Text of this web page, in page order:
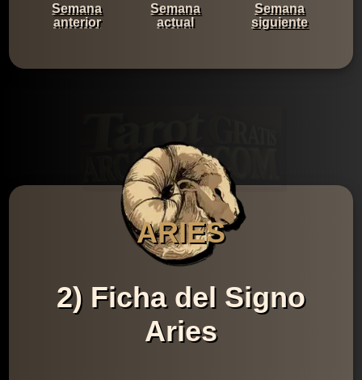
Semana
anterior
Semana
actual
Semana
siguiente
ARIES
2) Ficha del Signo
Aries